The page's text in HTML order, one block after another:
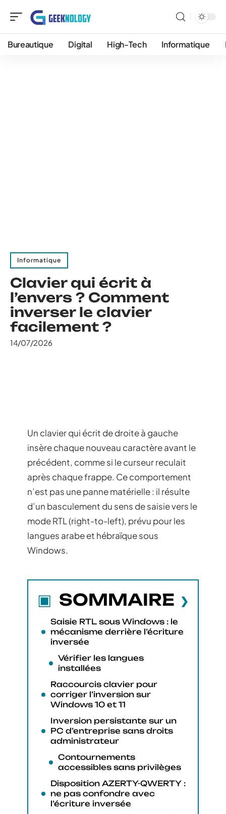
Bureautique Digital High-Tech Informatique
Informatique
Clavier qui écrit à
l’envers ? Comment
inverser le clavier
facilement ?
14/07/2026
Un clavier qui écrit de droite à gauche
insère chaque nouveau caractère avant le
précédent, comme si le curseur reculait
après chaque frappe. Ce comportement
n’est pas une panne matérielle : il résulte
d’un basculement du sens de saisie vers le
mode RTL (right-to-left), prévu pour les
langues arabe et hébraïque sous
Windows.
SOMMAIRE
Saisie RTL sous Windows : le
mécanisme derrière l’écriture
inversée
Vérifier les langues
installées
Raccourcis clavier pour
corriger l’inversion sur
Windows 10 et 11
Inversion persistante sur un
PC d’entreprise sans droits
administrateur
Contournements
accessibles sans privilèges
Disposition AZERTY-QWERTY :
ne pas confondre avec
l’écriture inversée